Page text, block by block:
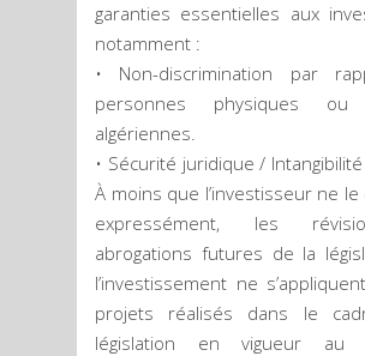
garanties essentielles aux
notamment :
• Non-discrimination par
personnes physiques ou
algériennes.
• Sécurité juridique /
À moins que l’investisseur ne
expressément, les
abrogations futures de la
l’investissement ne
projets réalisés dans le
législation en vigueur